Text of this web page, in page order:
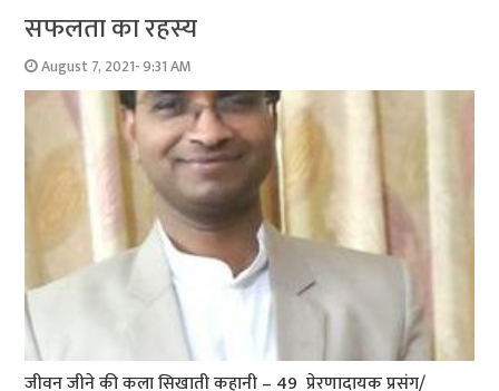
सफलता का रहस्य
August 7, 2021- 9:31 AM
जीवन जीने की कला सिखाती कहानी – 49 प्रेरणादायक प्रसंग/